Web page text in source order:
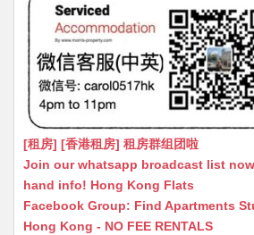
[租房] [香港租房] 租房群组团啦
Join our whatsapp broadcast list
hand info! Hong Kong Flats
Facebook Group: Find Apartments
Hong Kong - NO FEE RENTALS